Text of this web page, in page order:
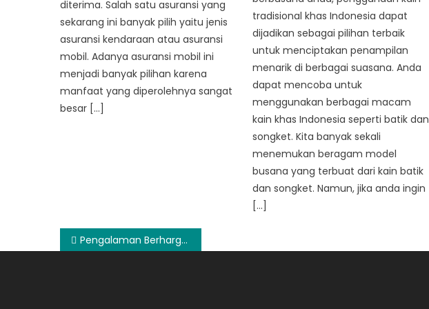
diterima. Salah satu asuransi yang
sekarang ini banyak pilih yaitu jenis
asuransi kendaraan atau asuransi
mobil. Adanya asuransi mobil ini
menjadi banyak pilihan karena
manfaat yang diperolehnya sangat
besar […]
tradisional khas Indonesia dapat
dijadikan sebagai pilihan terbaik
untuk menciptakan penampilan
menarik di berbagai suasana. Anda
dapat mencoba untuk
menggunakan berbagai macam
kain khas Indonesia seperti batik dan
songket. Kita banyak sekali
menemukan beragam model
busana yang terbuat dari kain batik
dan songket. Namun, jika anda ingin
[…]
Post
Pengalaman Berharga Yandi Sofyan Selama Merumput di Tim Brisbane Roar LIga Australia